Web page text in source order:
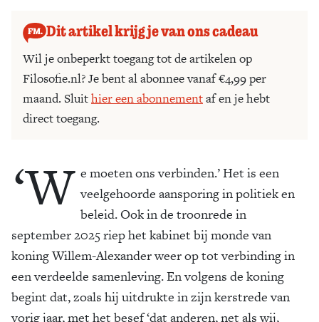
Dit artikel krijg je van ons cadeau
Wil je onbeperkt toegang tot de artikelen op
Filosofie.nl? Je bent al abonnee vanaf €4,99 per
maand. Sluithier een abonnementaf en je hebt
direct toegang.
‘W e moeten ons verbinden.’ Het is een
veelgehoorde aansporing in politiek en
beleid. Ook in de troonrede in
september 2025 riep het kabinet bij monde van
koning Willem-Alexander weer op tot verbinding in
een verdeelde samenleving. En volgens de koning
begint dat, zoals hij uitdrukte in zijn kerstrede van
vorig jaar, met het besef ‘dat anderen, net als wij,